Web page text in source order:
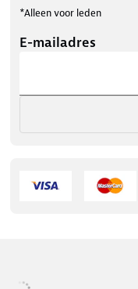
*Alleen voor leden
E-mailadres